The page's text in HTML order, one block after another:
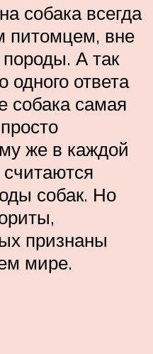
собака всегда
питомцем, вне
А так
одного ответа
собака самая
же в каждой
собак. Но
признаны
мире.